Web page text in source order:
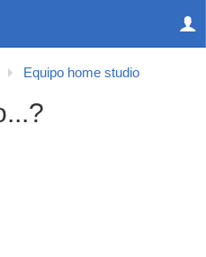
Equipo home studio